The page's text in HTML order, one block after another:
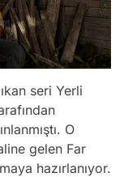
seri Yerli
O
gelen Far
hazırlanıyor.